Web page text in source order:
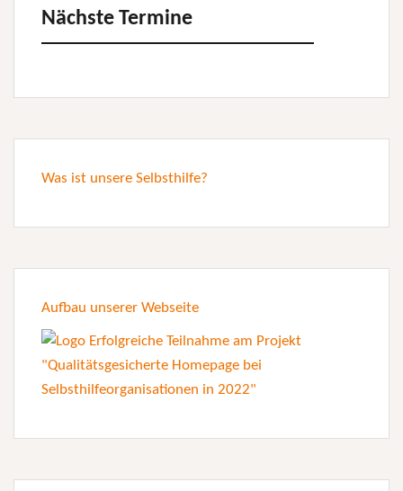
Nächste Termine
Was ist unsere Selbsthilfe?
Aufbau unserer Webseite